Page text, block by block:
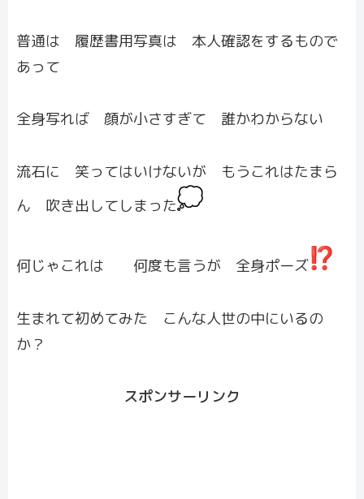
普通は 履歴書用写真は 本人確認をするもので
あって
全身写れば 顔が小さすぎて 誰かわからない
流石に 笑ってはいけないが もうこれはたまら
ん 吹き出してしまった
何じゃこれは 何度も言うが 全身ポーズ
生まれて初めてみた こんな人世の中にいるの
か？
スポンサーリンク